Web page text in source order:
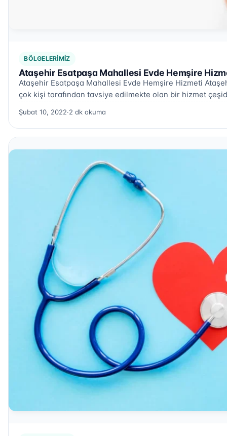
BÖLGELERIMIZ
Ataşehir Esatpaşa Mahallesi Evde Hemşire
Ataşehir Esatpaşa Mahallesi Evde Hemşire Hizmeti
çok kişi tarafından tavsiye edilmekte olan bir hizmet
Şubat 10, 2022·2 dk okuma